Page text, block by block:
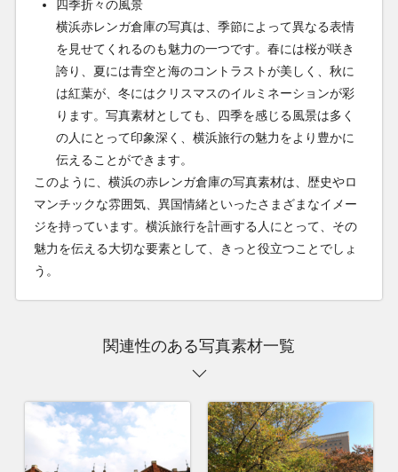
四季折々の風景
横浜赤レンガ倉庫の写真は、季節によって異なる表情
を見せてくれるのも魅力の一つです。春には桜が咲き
誇り、夏には青空と海のコントラストが美しく、秋に
は紅葉が、冬にはクリスマスのイルミネーションが彩
ります。写真素材としても、四季を感じる風景は多く
の人にとって印象深く、横浜旅行の魅力をより豊かに
伝えることができます。
このように、横浜の赤レンガ倉庫の写真素材は、歴史やロ
マンチックな雰囲気、異国情緒といったさまざまなイメー
ジを持っています。横浜旅行を計画する人にとって、その
魅力を伝える大切な要素として、きっと役立つことでしょ
う。
関連性のある写真素材一覧